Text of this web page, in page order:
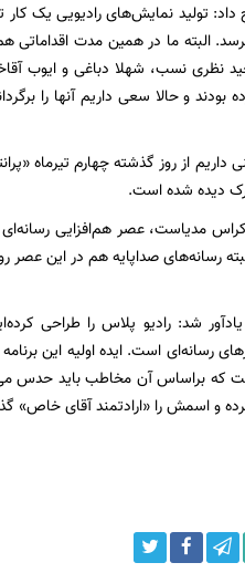
تولید نمایش‌های رادیویی یک
البته ما در همین مدت اقداماتی
نظری نسب، شهلا دباغی و ایوب
و حالا سعی داریم آنها را
داریم از روز گذشته چهارم تیرماه
دیده شده است.
مدیاست، عصر هم‌افزایی
رسانه‌های صداپایه هم در این
شد: رادیو پلاس را طراحی
رسانه‌ای است. ایده اولیه این
که براساس آن مخاطب باید حدس
و اسمش را «ارادتمند آقای خاص»